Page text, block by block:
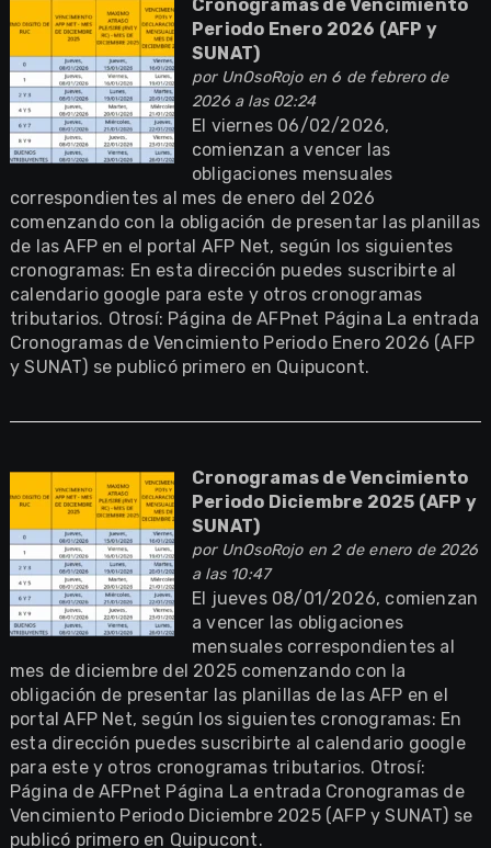
Cronogramas de Vencimiento
Periodo Enero 2026 (AFP y
SUNAT)
por UnOsoRojoen 6 de febrero de
2026 a las 02:24
El viernes 06/02/2026,
comienzan a vencer las
obligaciones mensuales
correspondientes al mes de enero del 2026
comenzando con la obligación de presentar las planillas
de las AFP en el portal AFP Net, según los siguientes
cronogramas: En esta dirección puedes suscribirte al
calendario google para este y otros cronogramas
tributarios. Otrosí: Página de AFPnet Página La entrada
Cronogramas de Vencimiento Periodo Enero 2026 (AFP
y SUNAT) se publicó primero en Quipucont.
Cronogramas de Vencimiento
Periodo Diciembre 2025 (AFP y
SUNAT)
por UnOsoRojoen 2 de enero de 2026
a las 10:47
El jueves 08/01/2026, comienzan
a vencer las obligaciones
mensuales correspondientes al
mes de diciembre del 2025 comenzando con la
obligación de presentar las planillas de las AFP en el
portal AFP Net, según los siguientes cronogramas: En
esta dirección puedes suscribirte al calendario google
para este y otros cronogramas tributarios. Otrosí:
Página de AFPnet Página La entrada Cronogramas de
Vencimiento Periodo Diciembre 2025 (AFP y SUNAT) se
publicó primero en Quipucont.